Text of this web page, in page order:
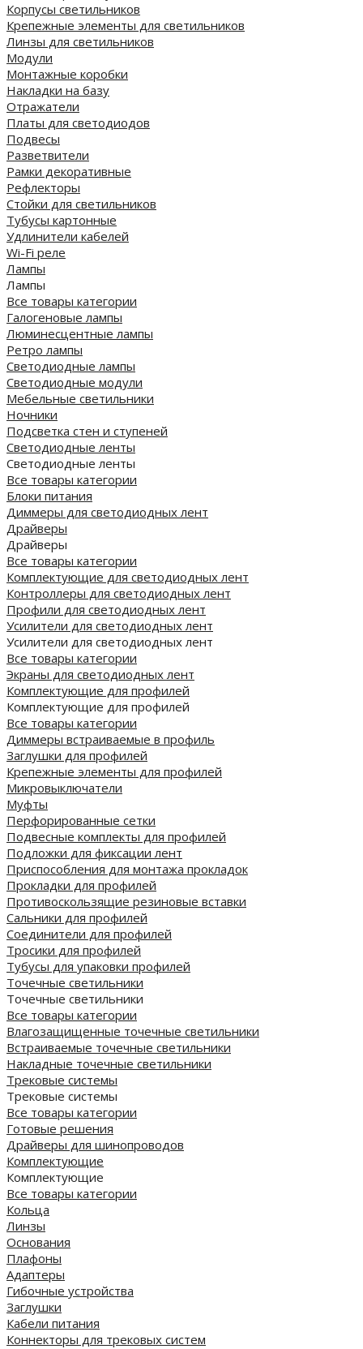
Корпусы светильников
Крепежные элементы для светильников
Линзы для светильников
Модули
Монтажные коробки
Накладки на базу
Отражатели
Платы для светодиодов
Подвесы
Разветвители
Рамки декоративные
Рефлекторы
Стойки для светильников
Тубусы картонные
Удлинители кабелей
Wi-Fi реле
Лампы
Лампы
Все товары категории
Галогеновые лампы
Люминесцентные лампы
Ретро лампы
Светодиодные лампы
Светодиодные модули
Мебельные светильники
Ночники
Подсветка стен и ступеней
Светодиодные ленты
Светодиодные ленты
Все товары категории
Блоки питания
Диммеры для светодиодных лент
Драйверы
Драйверы
Все товары категории
Комплектующие для светодиодных лент
Контроллеры для светодиодных лент
Профили для светодиодных лент
Усилители для светодиодных лент
Усилители для светодиодных лент
Все товары категории
Экраны для светодиодных лент
Комплектующие для профилей
Комплектующие для профилей
Все товары категории
Диммеры встраиваемые в профиль
Заглушки для профилей
Крепежные элементы для профилей
Микровыключатели
Муфты
Перфорированные сетки
Подвесные комплекты для профилей
Подложки для фиксации лент
Приспособления для монтажа прокладок
Прокладки для профилей
Противоскользящие резиновые вставки
Сальники для профилей
Соединители для профилей
Тросики для профилей
Тубусы для упаковки профилей
Точечные светильники
Точечные светильники
Все товары категории
Влагозащищенные точечные светильники
Встраиваемые точечные светильники
Накладные точечные светильники
Трековые системы
Трековые системы
Все товары категории
Готовые решения
Драйверы для шинопроводов
Комплектующие
Комплектующие
Все товары категории
Кольца
Линзы
Основания
Плафоны
Адаптеры
Гибочные устройства
Заглушки
Кабели питания
Коннекторы для трековых систем